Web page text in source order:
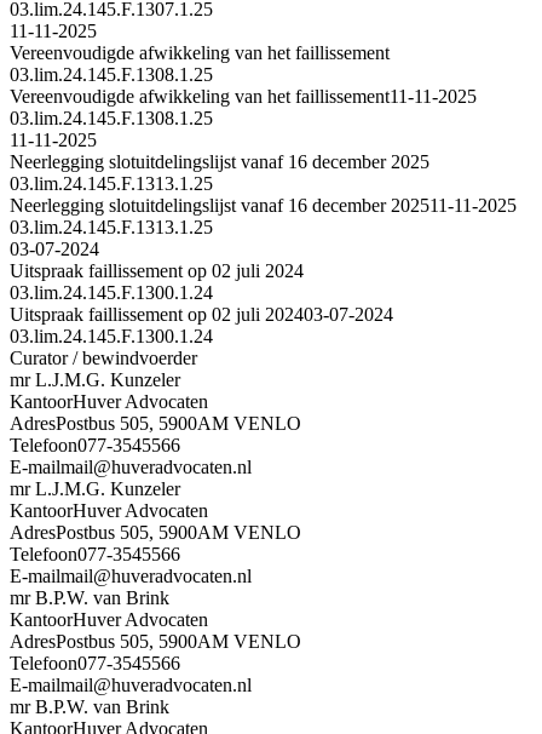
03.lim.24.145.F.1307.1.25
11-11-2025
Vereenvoudigde afwikkeling van het faillissement
03.lim.24.145.F.1308.1.25
Vereenvoudigde afwikkeling van het faillissement11-11-2025
03.lim.24.145.F.1308.1.25
11-11-2025
Neerlegging slotuitdelingslijst vanaf 16 december 2025
03.lim.24.145.F.1313.1.25
Neerlegging slotuitdelingslijst vanaf 16 december 202511-11-2025
03.lim.24.145.F.1313.1.25
03-07-2024
Uitspraak faillissement op 02 juli 2024
03.lim.24.145.F.1300.1.24
Uitspraak faillissement op 02 juli 202403-07-2024
03.lim.24.145.F.1300.1.24
Curator / bewindvoerder
mr L.J.M.G. Kunzeler
KantoorHuver Advocaten
AdresPostbus 505, 5900AM VENLO
Telefoon077-3545566
E-mailmail@huveradvocaten.nl
mr L.J.M.G. Kunzeler
KantoorHuver Advocaten
AdresPostbus 505, 5900AM VENLO
Telefoon077-3545566
E-mailmail@huveradvocaten.nl
mr B.P.W. van Brink
KantoorHuver Advocaten
AdresPostbus 505, 5900AM VENLO
Telefoon077-3545566
E-mailmail@huveradvocaten.nl
mr B.P.W. van Brink
KantoorHuver Advocaten